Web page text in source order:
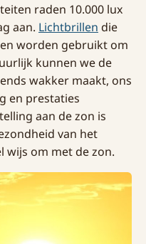
raden 10.000 lux
aan. Lichtbrillen die
worden gebruikt om
kunnen we de
wakker maakt, ons
en prestaties
aan de zon is
van het
wijs om met de zon.